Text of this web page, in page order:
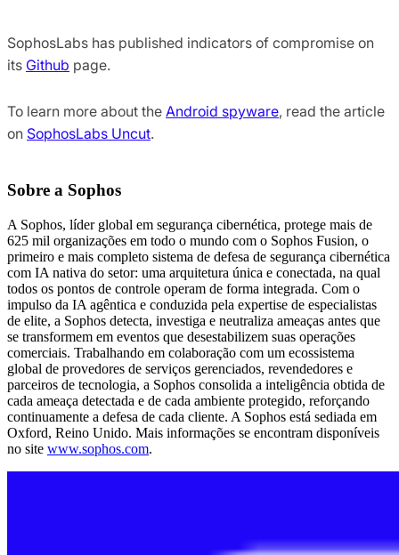
SophosLabs has published indicators of compromise on
its Github page.
To learn more about the Android spyware, read the article
on SophosLabs Uncut.
Sobre a Sophos
A Sophos, líder global em segurança cibernética, protege mais de
625 mil organizações em todo o mundo com o Sophos Fusion, o
primeiro e mais completo sistema de defesa de segurança cibernética
com IA nativa do setor: uma arquitetura única e conectada, na qual
todos os pontos de controle operam de forma integrada. Com o
impulso da IA agêntica e conduzida pela expertise de especialistas
de elite, a Sophos detecta, investiga e neutraliza ameaças antes que
se transformem em eventos que desestabilizem suas operações
comerciais. Trabalhando em colaboração com um ecossistema
global de provedores de serviços gerenciados, revendedores e
parceiros de tecnologia, a Sophos consolida a inteligência obtida de
cada ameaça detectada e de cada ambiente protegido, reforçando
continuamente a defesa de cada cliente. A Sophos está sediada em
Oxford, Reino Unido. Mais informações se encontram disponíveis
no site www.sophos.com.